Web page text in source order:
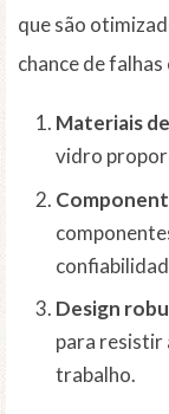
que são
chance de
Materiais
vidro
Design
para resistir
trabalho.